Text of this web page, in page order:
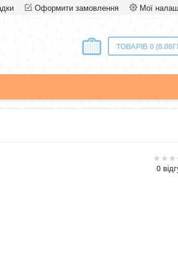
Оформити замовлення Мої
ТОВАРІВ 0
0